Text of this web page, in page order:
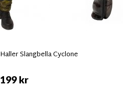
Haller Slangbella Cyclone
199 kr